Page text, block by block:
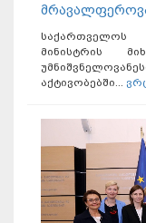
საქართველოს
მინისტრის
აქტივობებში...